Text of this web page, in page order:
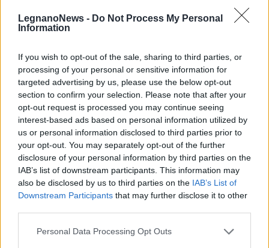
LegnanoNews - Do Not Process My Personal
Information
If you wish to opt-out of the sale, sharing to third parties, or
processing of your personal or sensitive information for
targeted advertising by us, please use the below opt-out
section to confirm your selection. Please note that after your
opt-out request is processed you may continue seeing
interest-based ads based on personal information utilized by
us or personal information disclosed to third parties prior to
your opt-out. You may separately opt-out of the further
disclosure of your personal information by third parties on the
IAB’s list of downstream participants. This information may
also be disclosed by us to third parties on the IAB’s List of
Downstream Participants that may further disclose it to other
Personal Data Processing Opt Outs
Commenti
Accedioregistratiper commentare questo